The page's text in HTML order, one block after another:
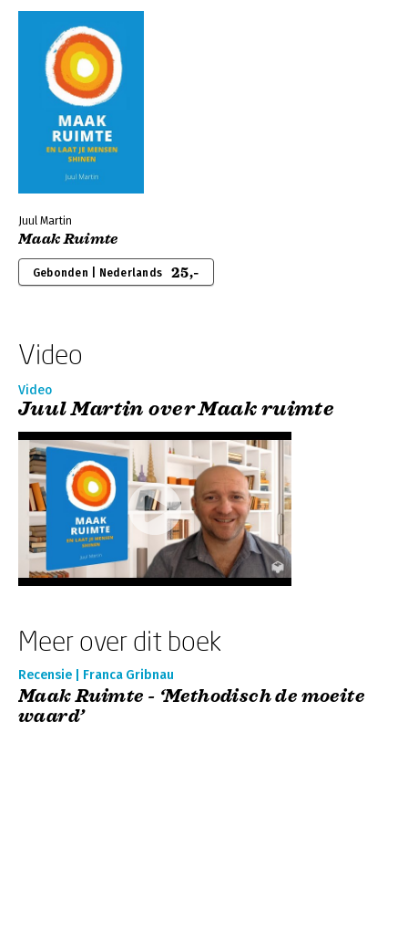
Juul Martin
Maak Ruimte
Gebonden | Nederlands 25,-
Video
Video
Juul Martin over Maak ruimte
Meer over dit boek
Recensie | Franca Gribnau
Maak Ruimte - ‘Methodisch de moeite
waard’